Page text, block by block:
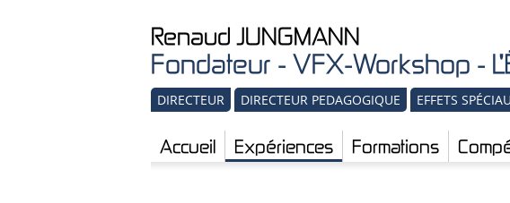
Renaud JUNGMANN
Fondateur - VFX-Workshop -
DIRECTEUR DIRECTEUR PEDAGOGIQUE EFFETS
Accueil Expériences Formations